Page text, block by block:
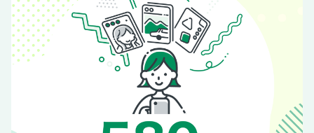
2025惜別球人〈7〉 美馬学［ロッテ］
明治神宮大会STORY 高校の部
2025ドラフト指名CLOSE-UP〈6〉 川田悠慎［四国銀行／西
武6位］
アマチュア野球情報最前線
韓国プロ野球WEEKLY REPORT
鳥谷敬「ベースボール見聞録」